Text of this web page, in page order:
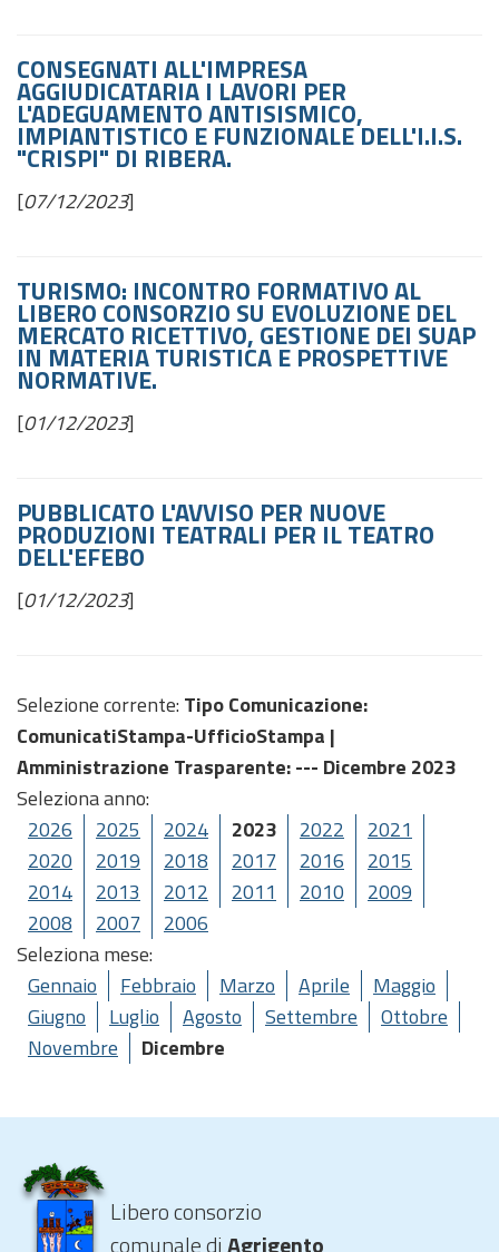
CONSEGNATI ALL'IMPRESA
AGGIUDICATARIA I LAVORI PER
L'ADEGUAMENTO ANTISISMICO,
IMPIANTISTICO E FUNZIONALE DELL'I.I.S.
"CRISPI" DI RIBERA.
[07/12/2023]
TURISMO: INCONTRO FORMATIVO AL
LIBERO CONSORZIO SU EVOLUZIONE DEL
MERCATO RICETTIVO, GESTIONE DEI SUAP
IN MATERIA TURISTICA E PROSPETTIVE
NORMATIVE.
[01/12/2023]
PUBBLICATO L'AVVISO PER NUOVE
PRODUZIONI TEATRALI PER IL TEATRO
DELL'EFEBO
[01/12/2023]
Selezione corrente: Tipo Comunicazione:
ComunicatiStampa-UfficioStampa |
Amministrazione Trasparente: --- Dicembre 2023
Seleziona anno:
2026
2025 2024 2023 2022
2021
2020
2019 2018 2017 2016
2015
2014
2013 2012 2011 2010
2009
2008
2007
2006
Seleziona mese:
Gennaio
Febbraio Marzo Aprile
Maggio
Giugno
Luglio Agosto Settembre
Ottobre
Novembre
Dicembre
Libero consorzio
comunale diAgrigento